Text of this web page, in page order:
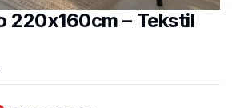
220x160cm – Tekstil